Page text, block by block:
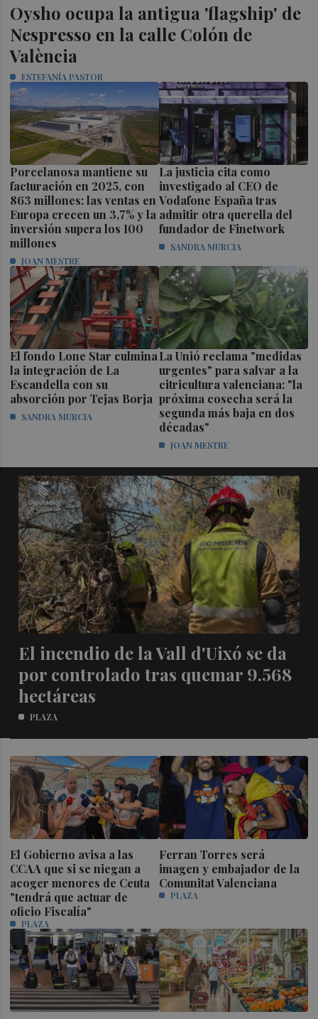
Oysho ocupa la antigua 'flagship' de
Nespresso en la calle Colón de
València
ESTEFANÍA PASTOR
Porcelanosa mantiene su
facturación en 2025, con
863 millones: las ventas en
Europa crecen un 3,7% y la
inversión supera los 100
millones
JOAN MESTRE
La justicia cita como
investigado al CEO de
Vodafone España tras
admitir otra querella del
fundador de Finetwork
SANDRA MURCIA
El fondo Lone Star culmina
la integración de La
Escandella con su
absorción por Tejas Borja
SANDRA MURCIA
La Unió reclama "medidas
urgentes" para salvar a la
citricultura valenciana: "la
próxima cosecha será la
segunda más baja en dos
décadas"
JOAN MESTRE
El incendio de la Vall d'Uixó se da
por controlado tras quemar 9.568
hectáreas
PLAZA
El Gobierno avisa a las
CCAA que si se niegan a
acoger menores de Ceuta
"tendrá que actuar de
oficio Fiscalía"
PLAZA
Ferran Torres será
imagen y embajador de la
Comunitat Valenciana
PLAZA